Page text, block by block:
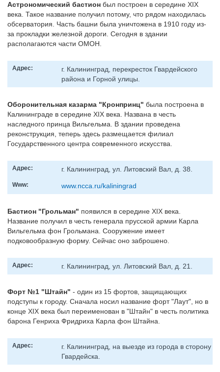
Астрономический бастион был построен в середине XIX
века. Такое название получил потому, что рядом находилась
обсерватория. Часть башни была уничтожена в 1910 году из-
за прокладки железной дороги. Сегодня в здании
располагаются части ОМОН.
Адрес:
г. Калининград, перекресток Гвардейского
района и Горной улицы.
Оборонительная казарма "Кронпринц" была построена в
Калининграде в середине XIX века. Названа в честь
наследного принца Вильгельма. В здании проведена
реконструкция, теперь здесь размещается филиал
Государственного центра современного искусства.
Адрес: г. Калининград, ул. Литовский Вал, д. 38.
Www: www.ncca.ru/kaliningrad
Бастион "Грольман" появился в середине XIX века.
Название получил в честь генерала прусской армии Карла
Вильгельма фон Грольмана. Сооружение имеет
подковообразную форму. Сейчас оно заброшено.
Адрес: г. Калининград, ул. Литовский Вал, д. 21.
Форт №1 "Штайн" - один из 15 фортов, защищающих
подступы к городу. Сначала носил название форт "Лаут", но в
конце XIX века был переименован в "Штайн" в честь политика
барона Генриха Фридриха Карла фон Штайна.
Адрес:
г. Калининград, на выезде из города в сторону
Гвардейска.